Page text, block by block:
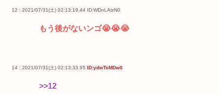
12 : 2021/07/31(土) 02:13:19.44 ID:WDnLAlzN0
もう後がないンゴ😭😭😭
14 : 2021/07/31(土) 02:13:33.95 ID:ydwTsMDw0
>>12